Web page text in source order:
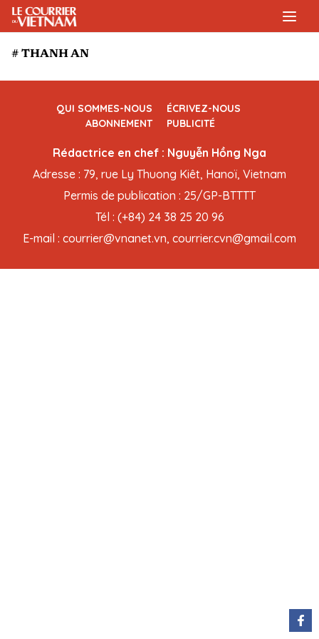
# THANH AN
QUI SOMMES-NOUS
ÉCRIVEZ-NOUS
ABONNEMENT
PUBLICITÉ
Rédactrice en chef : Nguyễn Hồng Nga
Adresse : 79, rue Ly Thuong Kiêt, Hanoï, Vietnam
Permis de publication : 25/GP-BTTTT
Tél : (+84) 24 38 25 20 96
E-mail : courrier@vnanet.vn, courrier.cvn@gmail.com